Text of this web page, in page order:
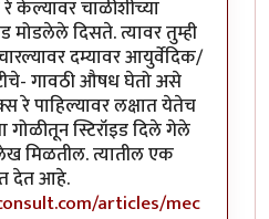
केल्यावर चाळीशीच्या
मोडलेले दिसते. त्यावर तुम्ही
दम्यावर आयुर्वेदिक/
गावठी औषध घेतो असे
रे पाहिल्यावर लक्षात येतेच
गोळीतून स्टिरॉइड दिले गेले
मिळतील. त्यातील एक
देत आहे.
articles/mec